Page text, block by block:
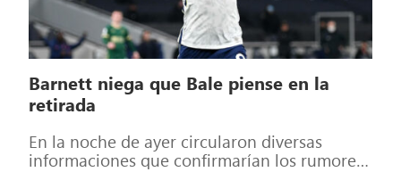
Barnett niega que Bale piense en la
retirada
En la noche de ayer circularon diversas
informaciones que confirmarían los rumores